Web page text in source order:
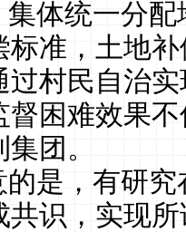
集体统一分
标准，土地
过村民自治
督困难效果
集团。
的是，有研
共识，实现